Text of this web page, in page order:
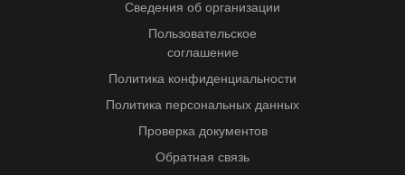
Сведения об организации
Пользовательское
соглашение
Политика конфиденциальности
Политика персональных данных
Проверка документов
Обратная связь